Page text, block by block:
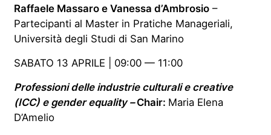
Raffaele Massaro e Vanessa d’Ambrosio–
Partecipanti al Master in Pratiche Manageriali,
Università degli Studi di San Marino
SABATO 13 APRILE | 09:00 — 11:00
Professioni delle industrie culturali e creative
(ICC) e gender equality –Chair: Maria Elena
D’Amelio